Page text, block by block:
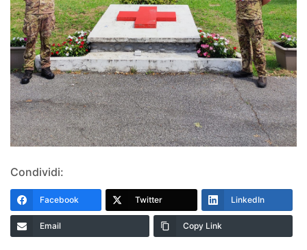
Condividi:
Facebook Twitter LinkedIn
Email Copy Link